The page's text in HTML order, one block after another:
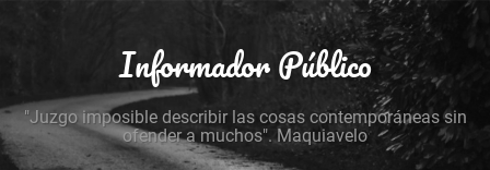
Informador Público
"Juzgo imposible describir las cosas contemporáneas sin
ofender a muchos". Maquiavelo